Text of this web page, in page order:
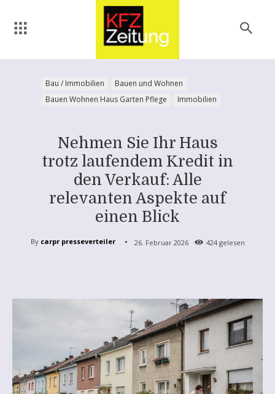
Bau / Immobilien
Bauen und Wohnen
Bauen Wohnen Haus Garten Pflege
Immobilien
Nehmen Sie Ihr Haus
trotz laufendem Kredit in
den Verkauf: Alle
relevanten Aspekte auf
einen Blick
By carpr presseverteiler 26. Februar 2026 424gelesen